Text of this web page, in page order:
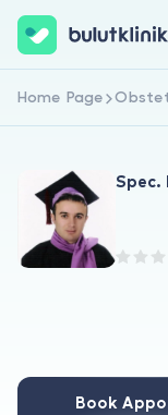
For Doctors
Sign Up
Home Page
Spec.
Book